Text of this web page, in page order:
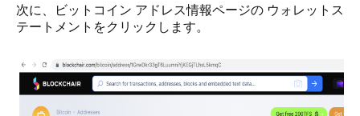
次に、ビットコイン アドレス情報ページの ウォレットス
テートメントをクリックします。